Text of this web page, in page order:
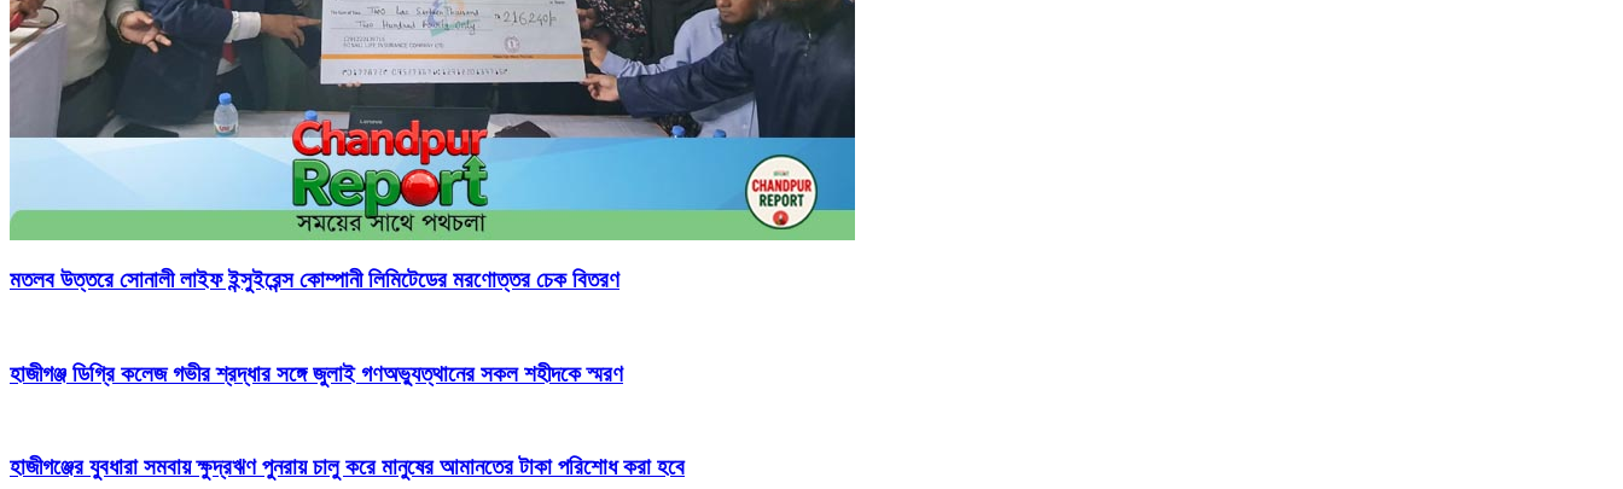
মতলব উত্তরে সোনালী লাইফ ইন্সুইরেন্স কোম্পানী লিমিটেডের মরণোত্তর চেক বিতরণ
হাজীগঞ্জ ডিগ্রি কলেজ গভীর শ্রদ্ধার সঙ্গে জুলাই গণঅভ্যুত্থানের সকল শহীদকে স্মরণ
হাজীগঞ্জের যুবধারা সমবায় ক্ষুদ্রঋণ পুনরায় চালু করে মানুষের আমানতের টাকা পরিশোধ করা হবে